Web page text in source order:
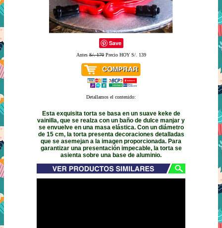
Save
AntesS/. 170Precio HOY S/. 139
Detallamos el contenido:
Esta exquisita torta se basa en un suave keke de
vainilla, que se realza con un baño de dulce manjar y
se envuelve en una masa elástica. Con un diámetro
de 15 cm, la torta presenta decoraciones detalladas
que se asemejan a la imagen proporcionada. Para
garantizar una presentación impecable, la torta se
asienta sobre una base de aluminio.